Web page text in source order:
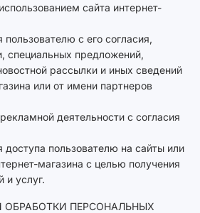
сайта интернет-
пользователю с его согласия,
специальных предложений,
рассылки и иных сведений
или от имени партнеров
деятельности с согласия
доступа пользователю на сайты или
магазина с целью получения
и услуг.
ОБРАБОТКИ ПЕРСОНАЛЬНЫХ